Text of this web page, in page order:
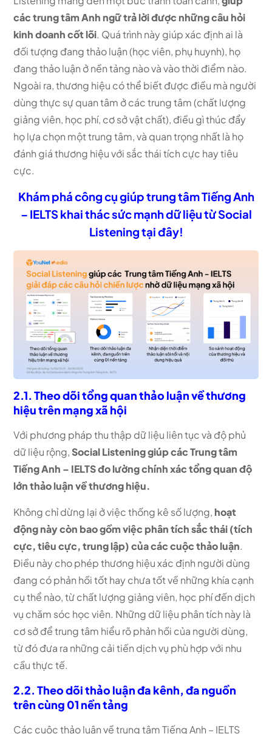
các trung tâm Anh ngữ trả lời được những câu hỏi
kinh doanh cốt lõi. Quá trình này giúp xác định ai là
đối tượng đang thảo luận (học viên, phụ huynh), họ
đang thảo luận ở nền tảng nào và vào thời điểm nào.
Ngoài ra, thương hiệu có thể biết được điều mà người
dùng thực sự quan tâm ở các trung tâm (chất lượng
giảng viên, học phí, cơ sở vật chất), điều gì thúc đẩy
họ lựa chọn một trung tâm, và quan trọng nhất là họ
đánh giá thương hiệu với sắc thái tích cực hay tiêu
cực.
Khám phá công cụ giúp trung tâm Tiếng Anh
– IELTS khai thác sức mạnh dữ liệu từ Social
Listening tại đây!
2.1. Theo dõi tổng quan thảo luận về thương
hiệu trên mạng xã hội
Với phương pháp thu thập dữ liệu liên tục và độ phủ
dữ liệu rộng,Social Listening giúp các Trung tâm
Tiếng Anh – IELTS đo lường chính xác tổng quan độ
lớn thảo luận về thương hiệu.
Không chỉ dừng lại ở việc thống kê số lượng, hoạt
động này còn bao gồm việc phân tích sắc thái (tích
cực, tiêu cực, trung lập) của các cuộc thảo luận.
Điều này cho phép thương hiệu xác định người dùng
đang có phản hồi tốt hay chưa tốt về những khía cạnh
cụ thể nào, từ chất lượng giảng viên, học phí đến dịch
vụ chăm sóc học viên. Những dữ liệu phân tích này là
cơ sở để trung tâm hiểu rõ phản hồi của người dùng,
từ đó đưa ra những cải tiến dịch vụ phù hợp với nhu
cầu thực tế.
2.2. Theo dõi thảo luận đa kênh, đa nguồn
trên cùng 01 nền tảng
Các cuộc thảo luận về trung tâm Tiếng Anh – IELTS